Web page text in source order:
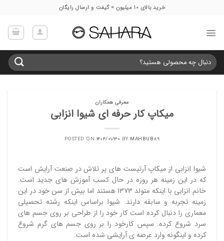
خرید بالای 10 میلیون = گیفت و ارسال رایگان
جستجو
برای:
معرفی همکاران
میکاپ کار حرفه ای شیوا انزابی
POSTED ON 1404/01/30 BY MAHBUB89
شیوا انزابی از میکاپ آرتیست های پر تلاش در صنعت آرایش است
که در این زمینه هر روزه در حال کسب آموزش های جدید است.
خانم انزابی با اینکه متولد 1373 هستند اما بیش از سن خود در این
زمینه تجربه و سابقه دارند. شیوا براساس اینکه رشته تحصیلی
معماری را دنبال کرده است کار خود را از طراحی بر روی جسم های
سرد شروع کرده. سپس کارخود را بر روی جسم های گرم شروع
کرده و اینگونه وارد عرصه ی آرایشی شده است.